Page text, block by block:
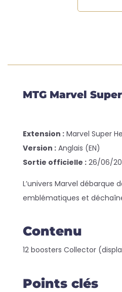
MTG Marvel
Extension : Marvel Super
Version : Anglais (EN)
Sortie officielle : 26/06/
L’univers Marvel débarque
emblématiques et
Contenu
12 boosters Collector
Points clés